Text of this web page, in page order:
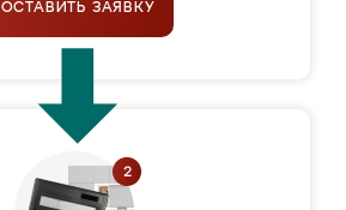
ОСТАВИТЬ ЗАЯВКУ